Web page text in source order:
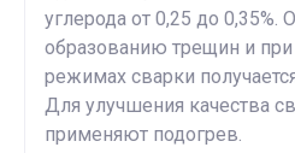
углерода от 0,25 до
образованию трещин и
режимах сварки
Для улучшения качества
применяют подогрев.